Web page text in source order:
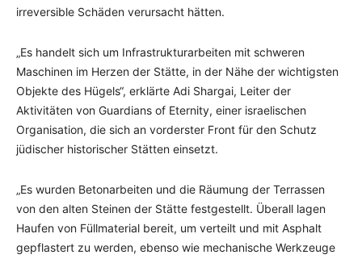
irreversible Schäden verursacht hätten.
„Es handelt sich um Infrastrukturarbeiten mit schweren
Maschinen im Herzen der Stätte, in der Nähe der wichtigsten
Objekte des Hügels“, erklärte Adi Shargai, Leiter der
Aktivitäten von Guardians of Eternity, einer israelischen
Organisation, die sich an vorderster Front für den Schutz
jüdischer historischer Stätten einsetzt.
„Es wurden Betonarbeiten und die Räumung der Terrassen
von den alten Steinen der Stätte festgestellt. Überall lagen
Haufen von Füllmaterial bereit, um verteilt und mit Asphalt
gepflastert zu werden, ebenso wie mechanische Werkzeuge